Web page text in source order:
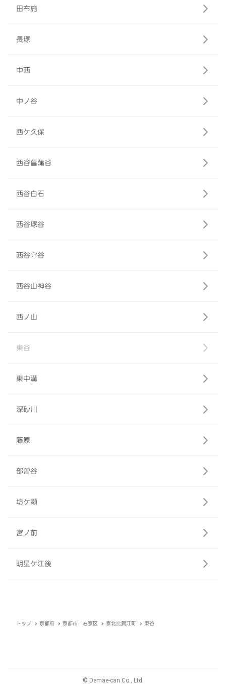
田布施
長塚
中西
中ノ谷
西ケ久保
西谷菖蒲谷
西谷白石
西谷塚谷
西谷守谷
西谷山神谷
西ノ山
東谷
東中溝
深砂川
藤原
部曽谷
坊ケ瀬
宮ノ前
明星ケ江後
トップ 京都府 京都市 右京区 京北比賀江町 東谷
© Demae-can Co., Ltd.